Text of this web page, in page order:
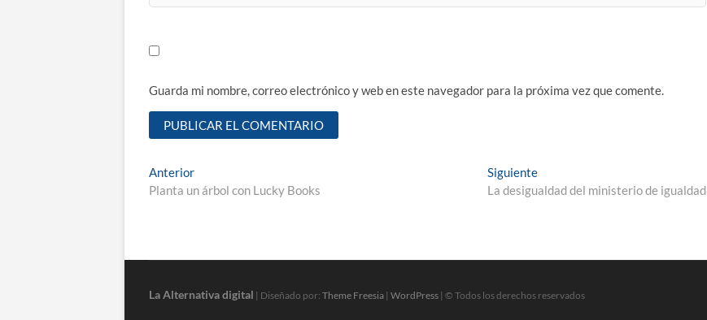
Guarda mi nombre, correo electrónico y web en este navegador para la próxima vez que comente.
Navegación
de
AnteriorEntrada
anterior:
Planta un árbol con Lucky Books
SiguienteEntrada
siguiente:
La desigualdad del ministerio de igualdad
La Alternativa digital | Diseñado por: Theme Freesia | WordPress | © Todos los derechos reservados